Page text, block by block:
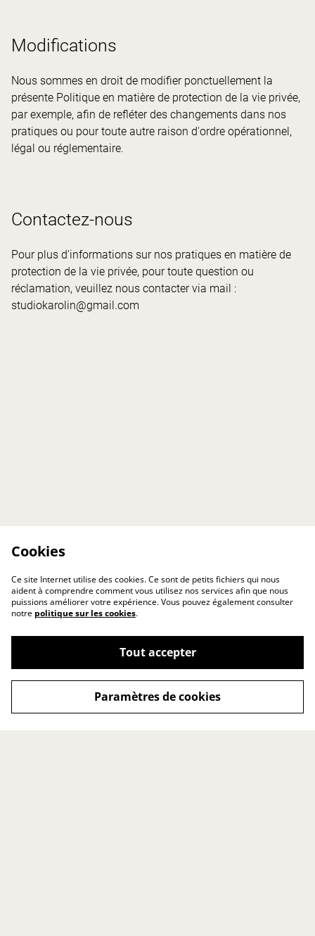
Modifications
Nous sommes en droit de modifier ponctuellement la
présente Politique en matière de protection de la vie privée,
par exemple, afin de refléter des changements dans nos
pratiques ou pour toute autre raison d'ordre opérationnel,
légal ou réglementaire.
Contactez-nous
Pour plus d'informations sur nos pratiques en matière de
protection de la vie privée, pour toute question ou
réclamation, veuillez nous contacter via mail :
studiokarolin@gmail.com
Cookies
Ce site Internet utilise des cookies. Ce sont de petits fichiers qui nous
aident à comprendre comment vous utilisez nos services afin que nous
puissions améliorer votre expérience. Vous pouvez également consulter
notre politique sur les cookies.
Tout accepter
Paramètres de cookies